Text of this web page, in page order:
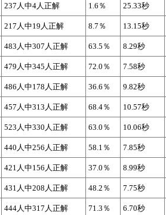
237人中4人正解 1.6％ 25.33秒
217人中19人正解 8.7％ 13.15秒
483人中307人正解 63.5％ 8.29秒
479人中345人正解 72.0％ 7.58秒
486人中178人正解 36.6％ 9.82秒
457人中313人正解 68.4％ 10.57秒
523人中330人正解 63.0％ 10.06秒
440人中256人正解 58.1％ 7.85秒
421人中156人正解 37.0％ 8.99秒
431人中208人正解 48.2％ 7.75秒
444人中317人正解 71.3％ 6.70秒